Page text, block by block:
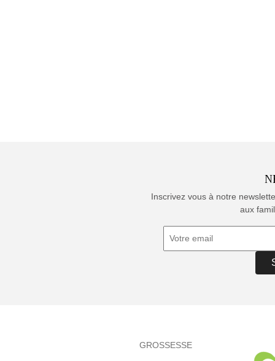
Inscrivez vous à notre
aux
GROSSESSE